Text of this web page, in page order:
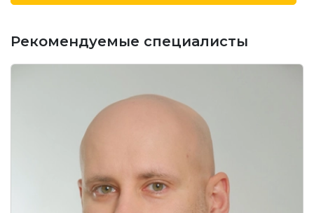
Рекомендуемые специалисты